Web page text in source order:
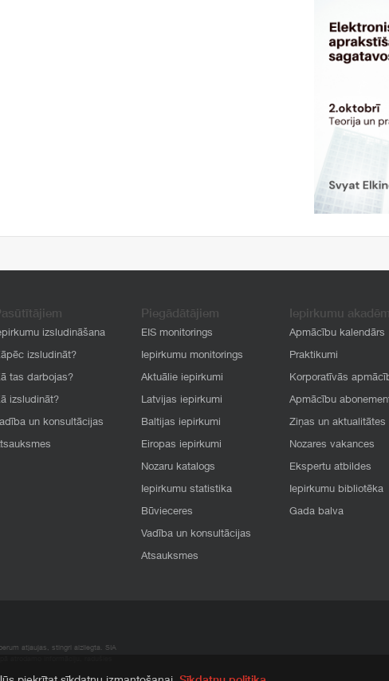
izsludināšana
izsludināt?
tas darbojas?
izsludināt?
un konsultācijas
Piegādātājiem
EIS monitorings
Iepirkumu monitorings
Aktuālie iepirkumi
Latvijas iepirkumi
Baltijas iepirkumi
Eiropas iepirkumi
Nozaru katalogs
Iepirkumu statistika
Būvieceres
Vadība un konsultācijas
Atsauksmes
Iepirkumu
Apmācību kalendārs
Praktikumi
Korporatīvās
Apmācību
Ziņas un aktualitātes
Nozares vakances
Ekspertu atbildes
Iepirkumu bibliotēka
Gada balva
atļaujas, stingri aizliegta. SIA